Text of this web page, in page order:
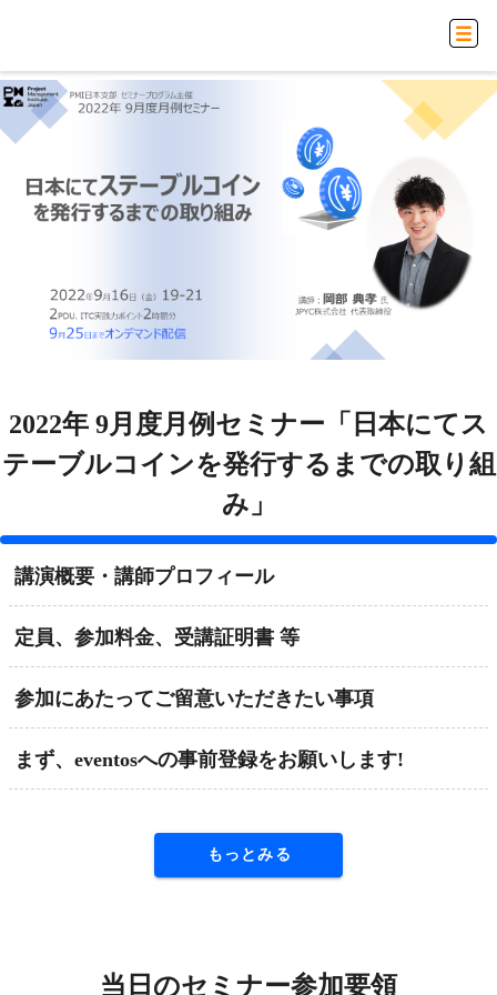
2022年 9月度月例セミナー「日本にてス
テーブルコインを発行するまでの取り組
み」
講演概要・講師プロフィール
定員、参加料金、受講証明書 等
参加にあたってご留意いただきたい事項
まず、eventosへの事前登録をお願いします!
もっとみる
当日のセミナー参加要領